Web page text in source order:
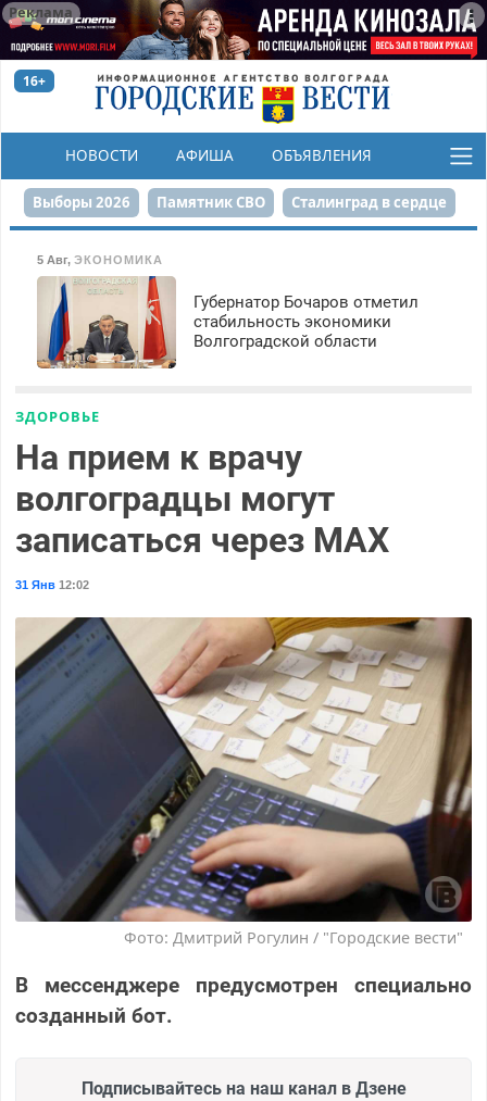
Реклама
16+
НОВОСТИ АФИША ОБЪЯВЛЕНИЯ
КОНКУРСЫ
Выборы 2026 Памятник СВО Сталинград в сердце
Реконструкция ЦПКиО На службе городу
80-летие Победы Парк Героев-летчиков
5 Авг, ЭКОНОМИКА
Губернатор Бочаров отметил
стабильность экономики
Волгоградской области
ЗДОРОВЬЕ
На прием к врачу
волгоградцы могут
записаться через MAX
31 Янв12:02
Фото: Дмитрий Рогулин / "Городские вести"
В мессенджере предусмотрен специально
созданный бот.
Подписывайтесь на наш канал в Дзене